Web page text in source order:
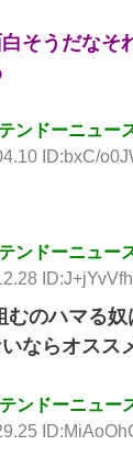
そうだなそ
ンドーニュー
ID:bxC/
ンドーニュー
むのハマる奴
ならオスス
ンドーニュー